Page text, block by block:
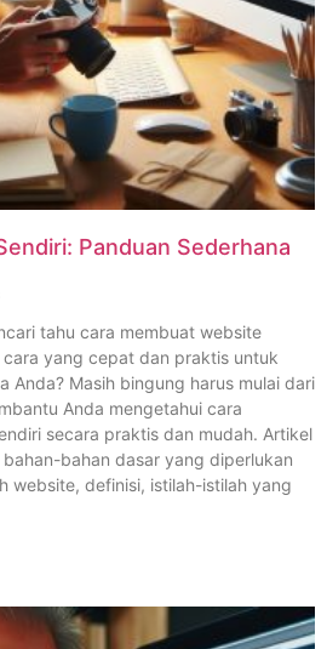
Panduan Sederhana
tahu cara membuat website
cara yang cepat dan praktis untuk
Anda? Masih bingung harus mulai dari
Anda mengetahui cara
secara praktis dan mudah. Artikel
bahan dasar yang diperlukan
website, definisi, istilah-istilah yang